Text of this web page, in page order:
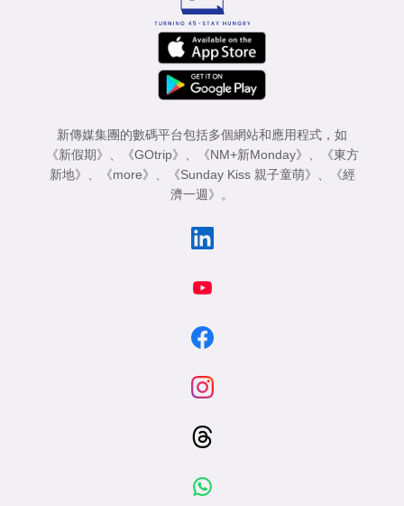
新傳媒集團的數碼平台包括多個網站和應用程式，如
《新假期》
《GOtrip》 《NM+新Monday》
《東方
新地》
《more》 《Sunday Kiss 親子童萌》
《經
濟一週》
。